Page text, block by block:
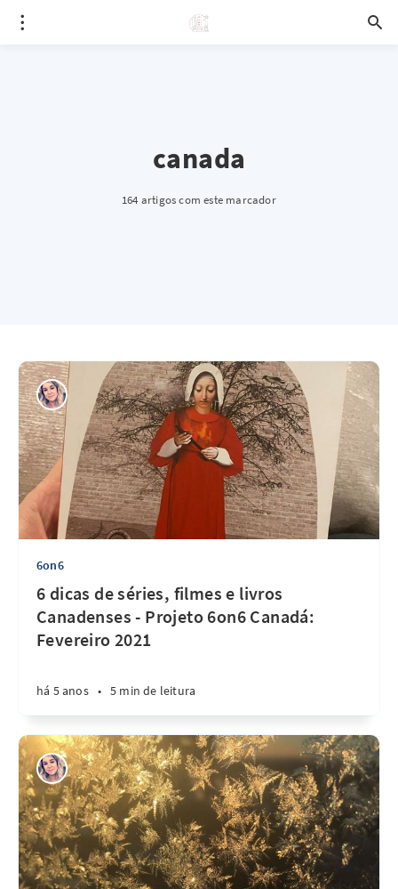
canada
164 artigos com este marcador
6on6
6 dicas de séries, filmes e livros
Canadenses - Projeto 6on6 Canadá:
Fevereiro 2021
há 5 anos • 5 min de leitura